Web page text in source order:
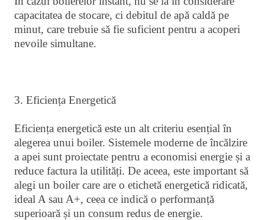
capacitatea de stocare, ci debitul de apă caldă pe
minut, care trebuie să fie suficient pentru a acoperi
nevoile simultane.
3. Eficiența Energetică
Eficiența energetică este un alt criteriu esențial în
alegerea unui boiler. Sistemele moderne de încălzire
a apei sunt proiectate pentru a economisi energie și a
reduce factura la utilități. De aceea, este important să
alegi un boiler care are o etichetă energetică ridicată,
ideal A sau A+, ceea ce indică o performanță
superioară și un consum redus de energie.